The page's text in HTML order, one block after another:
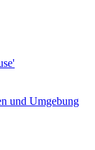
und Umgebung